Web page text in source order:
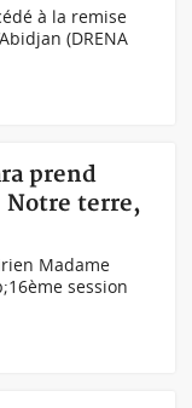
à la remise
(DRENA
prend
Notre terre,
Madame
session